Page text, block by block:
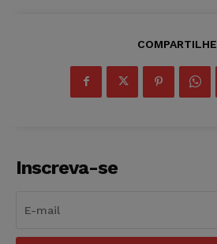
COMPARTILHE
Inscreva-se